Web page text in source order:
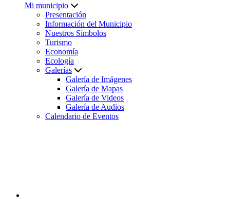
Mi municipio
Presentación
Información del Municipio
Nuestros Símbolos
Turismo
Economía
Ecología
Galerías
Galería de Imágenes
Galería de Mapas
Galería de Videos
Galería de Audios
Calendario de Eventos